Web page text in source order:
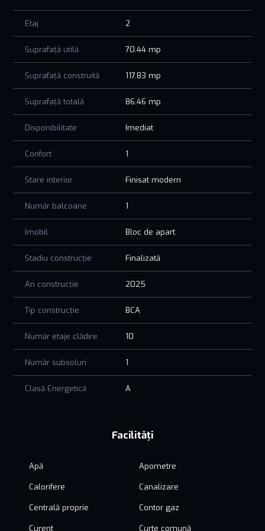
Sistem de interfonie pentru siguranță și confort
Facilități care definesc confortul urban
2 ascensoare moderne (capacitate 6–8 persoane)
Spații comune finisate cu marmură naturală
Modalități de plată avantajoase: rate direct la dezvoltator,
plăți eșalonate sau credit ipotecar
Tomis Plus Residence – acasă în stilul pe care îl meriți.
personalizată!
Etaj 2
Suprafață utilă 70.44 mp
Suprafață construită 117.83 mp
Suprafață totală 86.46 mp
Disponibilitate Imediat
Confort 1
Stare interior Finisat modern
Număr balcoane 1
Imobil Bloc de apart.
Stadiu construcție Finalizată
An construcție 2025
Tip construcție BCA
Număr etaje clădire 10
Număr subsoluri 1
Clasă Energetică A
Facilități
Apă Apometre
Calorifere Canalizare
Centrală proprie Contor gaz
Curent Curte comună